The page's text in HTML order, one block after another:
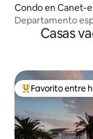
Condo en Canet-
Departamento
Casas
Favorito entre
Favorito entre